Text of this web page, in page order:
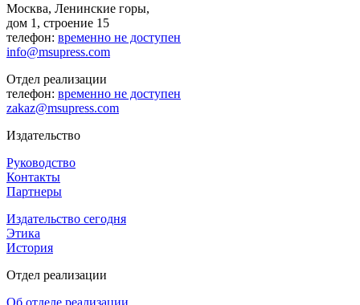
Москва, Ленинские горы,
дом 1, строение 15
телефон: временно не доступен
info@msupress.com
Отдел реализации
телефон: временно не доступен
zakaz@msupress.com
Издательство
Руководство
Контакты
Партнеры
Издательство сегодня
Этика
История
Отдел реализации
Об отделе реализации